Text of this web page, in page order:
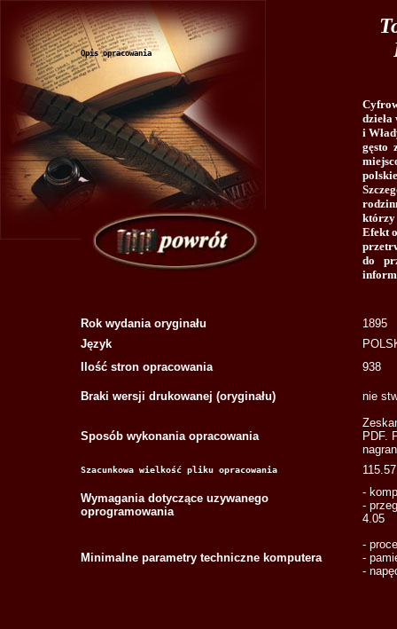
Opis opracowania
i
gęsto
którzy
Efekt
do
Rok wydania oryginału
1895
Język
Ilość stron opracowania
938
Braki wersji drukowanej (oryginału) nie
Sposób wykonania opracowania
PDF.
Szacunkowa wielkość pliku opracowania
Wymagania dotyczące uzywanego
oprogramowania
-
-
4.05
Minimalne parametry techniczne komputera
-
-
-